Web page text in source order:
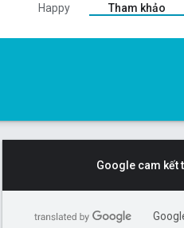
Happy Tham khảo
Google cam kết